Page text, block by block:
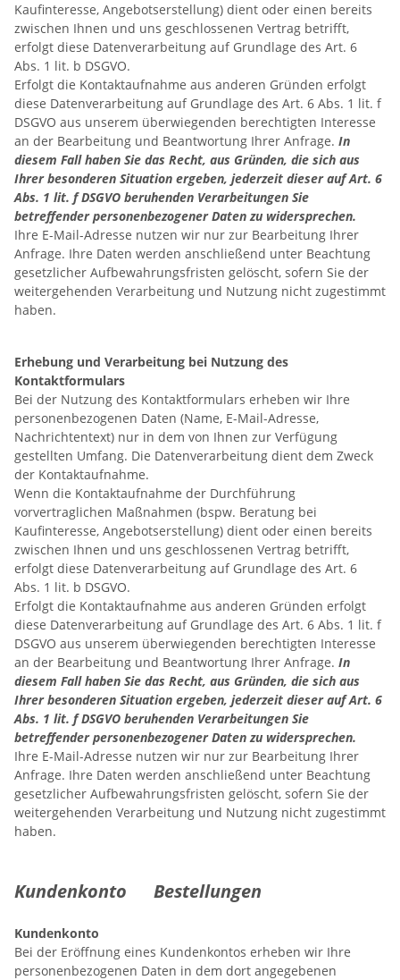
Kaufinteresse, Angebotserstellung) dient oder einen bereits
zwischen Ihnen und uns geschlossenen Vertrag betrifft,
erfolgt diese Datenverarbeitung auf Grundlage des Art. 6
Abs. 1 lit. b DSGVO.
Erfolgt die Kontaktaufnahme aus anderen Gründen erfolgt
diese Datenverarbeitung auf Grundlage des Art. 6 Abs. 1 lit. f
DSGVO aus unserem überwiegenden berechtigten Interesse
an der Bearbeitung und Beantwortung Ihrer Anfrage. In
diesem Fall haben Sie das Recht, aus Gründen, die sich aus
Ihrer besonderen Situation ergeben, jederzeit dieser auf Art. 6
Abs. 1 lit. f DSGVO beruhenden Verarbeitungen Sie
betreffender personenbezogener Daten zu widersprechen.
Ihre E-Mail-Adresse nutzen wir nur zur Bearbeitung Ihrer
Anfrage. Ihre Daten werden anschließend unter Beachtung
gesetzlicher Aufbewahrungsfristen gelöscht, sofern Sie der
weitergehenden Verarbeitung und Nutzung nicht zugestimmt
haben.
Erhebung und Verarbeitung bei Nutzung des
Kontaktformulars
Bei der Nutzung des Kontaktformulars erheben wir Ihre
personenbezogenen Daten (Name, E-Mail-Adresse,
Nachrichtentext) nur in dem von Ihnen zur Verfügung
gestellten Umfang. Die Datenverarbeitung dient dem Zweck
der Kontaktaufnahme.
Wenn die Kontaktaufnahme der Durchführung
vorvertraglichen Maßnahmen (bspw. Beratung bei
Kaufinteresse, Angebotserstellung) dient oder einen bereits
zwischen Ihnen und uns geschlossenen Vertrag betrifft,
erfolgt diese Datenverarbeitung auf Grundlage des Art. 6
Abs. 1 lit. b DSGVO.
Erfolgt die Kontaktaufnahme aus anderen Gründen erfolgt
diese Datenverarbeitung auf Grundlage des Art. 6 Abs. 1 lit. f
DSGVO aus unserem überwiegenden berechtigten Interesse
an der Bearbeitung und Beantwortung Ihrer Anfrage. In
diesem Fall haben Sie das Recht, aus Gründen, die sich aus
Ihrer besonderen Situation ergeben, jederzeit dieser auf Art. 6
Abs. 1 lit. f DSGVO beruhenden Verarbeitungen Sie
betreffender personenbezogener Daten zu widersprechen.
Ihre E-Mail-Adresse nutzen wir nur zur Bearbeitung Ihrer
Anfrage. Ihre Daten werden anschließend unter Beachtung
gesetzlicher Aufbewahrungsfristen gelöscht, sofern Sie der
weitergehenden Verarbeitung und Nutzung nicht zugestimmt
haben.
Kundenkonto Bestellungen
Kundenkonto
Bei der Eröffnung eines Kundenkontos erheben wir Ihre
personenbezogenen Daten in dem dort angegebenen